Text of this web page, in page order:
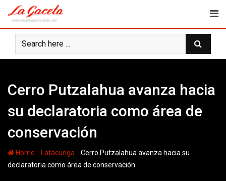
content
Cerro Putzalahua avanza hacia
su declaratoria como área de
conservación
Home - Latacunga -Cerro Putzalahua avanza hacia su
declaratoria como área de conservación